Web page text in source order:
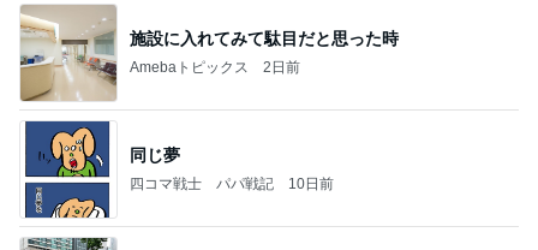
施設に入れてみて駄目だと思った時
Amebaトピックス 2日前
同じ夢
四コマ戦士 パパ戦記 10日前